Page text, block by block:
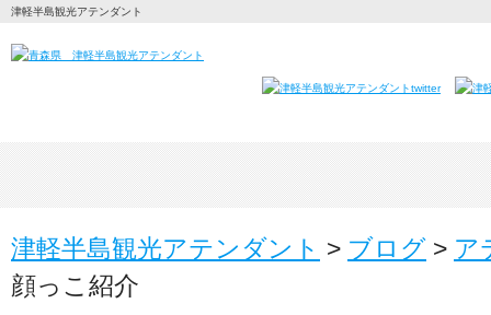
津軽半島観光アテンダント
津軽半島観光アテンダント > ブログ > ア
顔っこ紹介